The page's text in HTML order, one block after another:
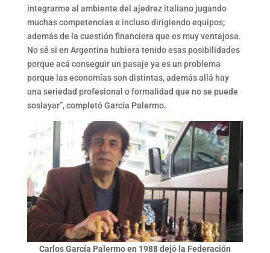
integrarme al ambiente del ajedrez italiano jugando
muchas competencias e incluso dirigiendo equipos;
además de la cuestión financiera que es muy ventajosa.
No sé si en Argentina hubiera tenido esas posibilidades
porque acá conseguir un pasaje ya es un problema
porque las economías son distintas, además allá hay
una seriedad profesional o formalidad que no se puede
soslayar”, completó García Palermo.
Carlos García Palermo en 1988 dejó la Federación